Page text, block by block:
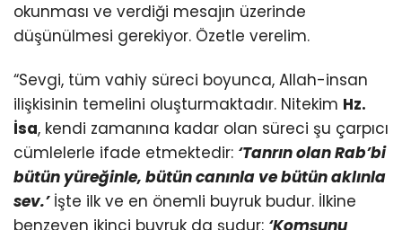
okunması ve verdiği mesajın üzerinde
düşünülmesi gerekiyor. Özetle verelim.
“Sevgi, tüm vahiy süreci boyunca, Allah-insan
ilişkisinin temelini oluşturmaktadır. Nitekim Hz.
İsa, kendi zamanına kadar olan süreci şu çarpıcı
cümlelerle ifade etmektedir: ‘Tanrın olan Rab’bi
bütün yüreğinle, bütün canınla ve bütün aklınla
sev.’İşte ilk ve en önemli buyruk budur. İlkine